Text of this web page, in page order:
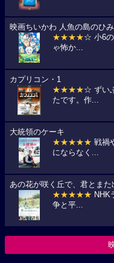
映画ちいかわ 人魚の島のひ
★★★★☆ 小6の
ゃ怖か...
カプリコン・1
★★★★☆ ずい
たです。作...
大統領のケーキ
★★★★★ 戦禍
にならなく...
あの花が咲く丘で、君とまた
★★★★★ NHK
争と平...